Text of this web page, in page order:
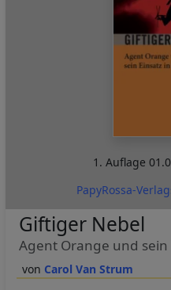
1. Auflage
PapyRossa-
Carol Van Strum
Giftiger Nebel
Agent Orange und sein